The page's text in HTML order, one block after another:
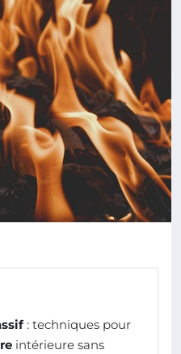
: techniques pour
intérieure sans